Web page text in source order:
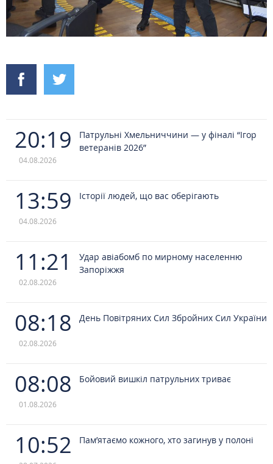
20:19
04.08.2026
Патрульні Хмельниччини — у фіналі “Ігор
ветеранів 2026”
13:59
04.08.2026
Історії людей, що вас оберігають
11:21
02.08.2026
Удар авіабомб по мирному населенню
Запоріжжя
08:18
02.08.2026
День Повітряних Сил Збройних Сил України
08:08
01.08.2026
Бойовий вишкіл патрульних триває
10:52 Пам’ятаємо кожного, хто загинув у полоні